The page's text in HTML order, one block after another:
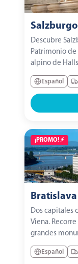
Descubre
Patrimonio de
alpino de
excursión de
Español
¡PROMO! ⚡️
Dos capitales
Viena.
grandes
el Bastión de
Cadenas.
Español